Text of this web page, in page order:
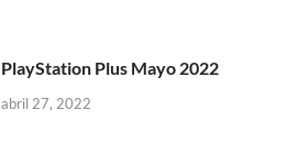
PlayStation Plus Mayo 2022
abril 27, 2022